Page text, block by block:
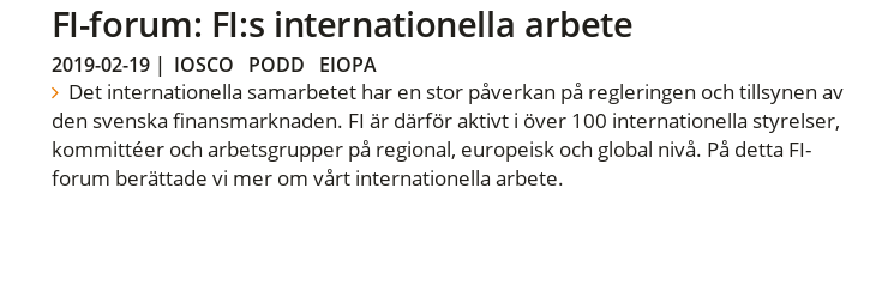
FI-forum: FI:s internationella arbete
2019-02-19| IOSCO PODD EIOPA
Det internationella samarbetet har en stor påverkan på regleringen och tillsynen av
den svenska finansmarknaden. FI är därför aktivt i över 100 internationella styrelser,
kommittéer och arbetsgrupper på regional, europeisk och global nivå. På detta FI-
forum berättade vi mer om vårt internationella arbete.